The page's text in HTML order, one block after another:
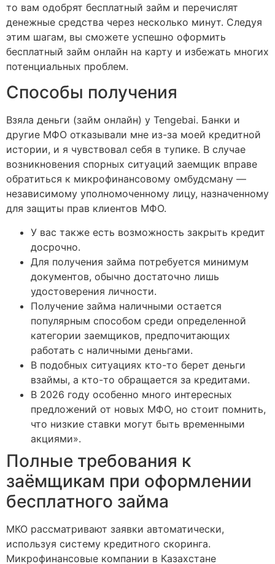
то вам одобрят бесплатный займ и перечислят
денежные средства через несколько минут. Следуя
этим шагам, вы сможете успешно оформить
бесплатный займ онлайн на карту и избежать многих
потенциальных проблем.
Способы получения
Взяла деньги (займ онлайн) у Tengebai. Банки и
другие МФО отказывали мне из-за моей кредитной
истории, и я чувствовал себя в тупике. В случае
возникновения спорных ситуаций заемщик вправе
обратиться к микрофинансовому омбудсману —
независимому уполномоченному лицу, назначенному
для защиты прав клиентов МФО.
У вас также есть возможность закрыть кредит
досрочно.
Для получения займа потребуется минимум
документов, обычно достаточно лишь
удостоверения личности.
Получение займа наличными остается
популярным способом среди определенной
категории заемщиков, предпочитающих
работать с наличными деньгами.
В подобных ситуациях кто-то берет деньги
взаймы, а кто-то обращается за кредитами.
В 2026 году особенно много интересных
предложений от новых МФО, но стоит помнить,
что низкие ставки могут быть временными
акциями».
Полные требования к
заёмщикам при оформлении
бесплатного займа
МКО рассматривают заявки автоматически,
используя систему кредитного скоринга.
Микрофинансовые компании в Казахстане